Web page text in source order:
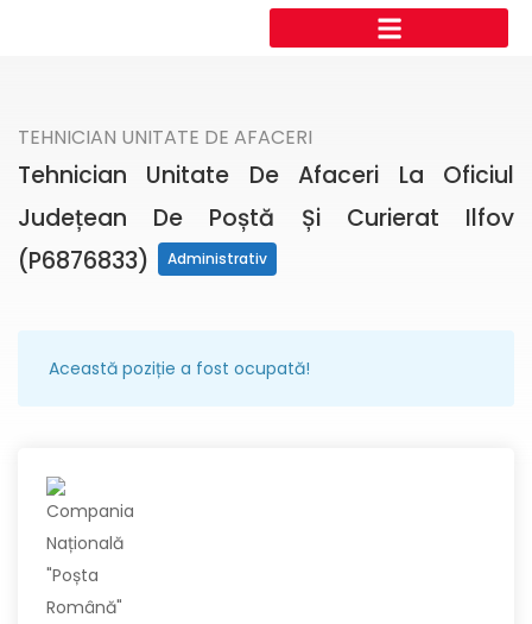
TEHNICIAN UNITATE DE AFACERI
Tehnician Unitate De Afaceri La Oficiul
Județean De Poștă Și Curierat Ilfov
(P6876833)
Administrativ
Această poziție a fost ocupată!